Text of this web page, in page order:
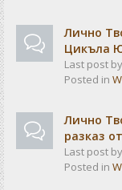
Лично
Цикъла
Last post by
Posted in
Лично
разказ
Last post by
Posted in